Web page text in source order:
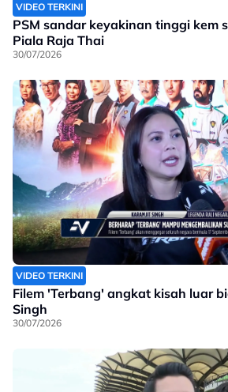
VIDEO TERKINI
PSM sandar keyakinan tinggi kem
Piala Raja Thai
30/07/2026
VIDEO TERKINI
Filem 'Terbang' angkat kisah luar
Singh
30/07/2026